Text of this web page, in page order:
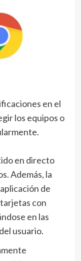
en el
los equipos o
en directo
Además, la
de
con
en las
usuario.